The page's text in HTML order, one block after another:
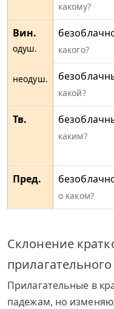
какому?
Вин.
одуш.
неодуш.
какого?
какой?
Тв.
каким?
Пред.
о каком?
Склонение
Прилагательные в
падежам, но